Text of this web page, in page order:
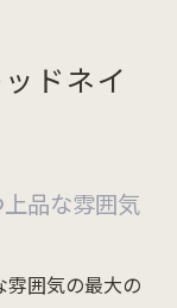
いを知る
ーク赤の
ドネイ
品な雰囲気
囲気の最大の